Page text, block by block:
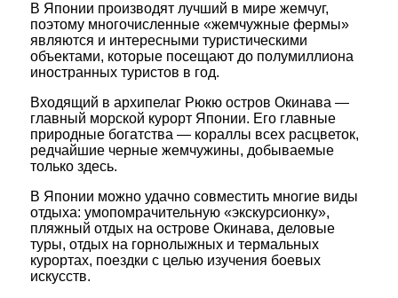
В Японии производят лучший в мире жемчуг,
поэтому многочисленные «жемчужные фермы»
являются и интересными туристическими
объектами, которые посещают до полумиллиона
иностранных туристов в год.
Входящий в архипелаг Рюкю остров Окинава —
главный морской курорт Японии. Его главные
природные богатства — кораллы всех расцветок,
редчайшие черные жемчужины, добываемые
только здесь.
В Японии можно удачно совместить многие виды
отдыха: умопомрачительную «экскурсионку»,
пляжный отдых на острове Окинава, деловые
туры, отдых на горнолыжных и термальных
курортах, поездки с целью изучения боевых
искусств.